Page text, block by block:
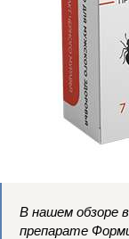
В нашем обзоре
препарате